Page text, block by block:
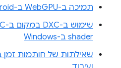
תמיכה ב-WebGPU ב-Android
shader ב-Windows
שאילתות של חותמות